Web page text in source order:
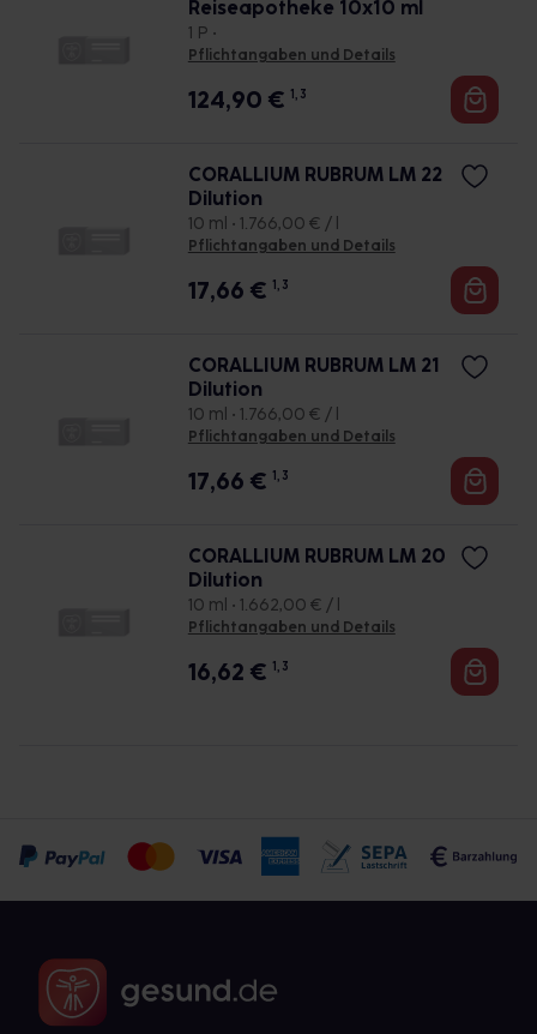
Reiseapotheke 10x10 ml
1 P •
Pflichtangaben und Details
124,90 € 1, 3
CORALLIUM RUBRUM LM 22
Dilution
10 ml • 1.766,00 € / l
Pflichtangaben und Details
17,66 € 1, 3
CORALLIUM RUBRUM LM 21
Dilution
10 ml • 1.766,00 € / l
Pflichtangaben und Details
17,66 € 1, 3
CORALLIUM RUBRUM LM 20
Dilution
10 ml • 1.662,00 € / l
Pflichtangaben und Details
16,62 € 1, 3